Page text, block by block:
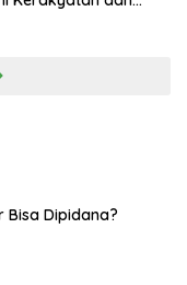
Bisa Dipidana?